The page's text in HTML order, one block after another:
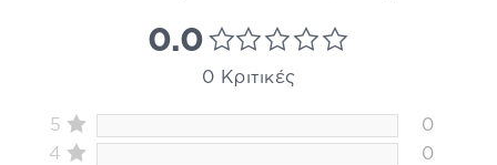
0.0
0 Κριτικές
5
0
4
0